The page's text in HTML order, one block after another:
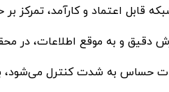
قابل اعتماد و کارآمد،
دقیق و به موقع اطلاعات،
حساس به شدت کنترل می‌شود،